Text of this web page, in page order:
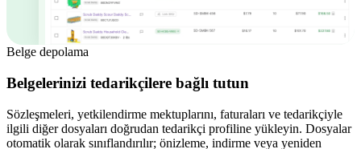
Belge depolama
Belgelerinizi tedarikçilere bağlı tutun
Sözleşmeleri, yetkilendirme mektuplarını, faturaları ve tedarikçiyle
ilgili diğer dosyaları doğrudan tedarikçi profiline yükleyin. Dosyalar
otomatik olarak sınıflandırılır; önizleme, indirme veya yeniden